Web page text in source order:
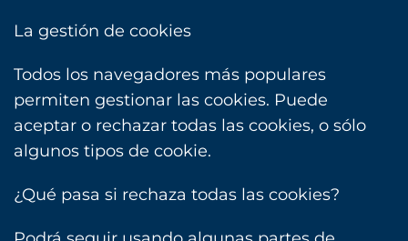
La gestión de cookies
Todos los navegadores más populares
permiten gestionar las cookies. Puede
aceptar o rechazar todas las cookies, o sólo
algunos tipos de cookie.
¿Qué pasa si rechaza todas las cookies?